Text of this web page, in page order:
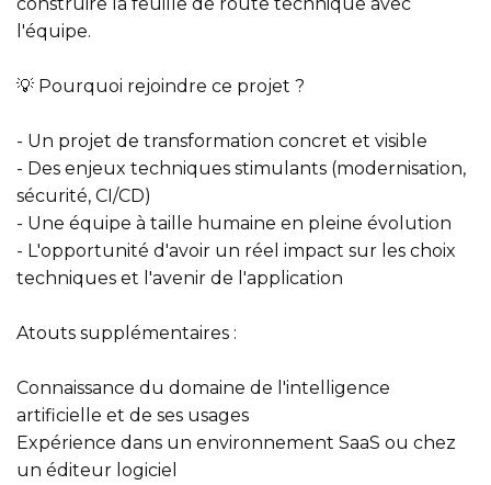
l'équipe.
💡 Pourquoi rejoindre ce projet ?
- Un projet de transformation concret et visible
- Des enjeux techniques stimulants (modernisation,
sécurité, CI/CD)
- Une équipe à taille humaine en pleine évolution
- L'opportunité d'avoir un réel impact sur les choix
techniques et l'avenir de l'application
Atouts supplémentaires :
Connaissance du domaine de l'intelligence
artificielle et de ses usages
Expérience dans un environnement SaaS ou chez
un éditeur logiciel